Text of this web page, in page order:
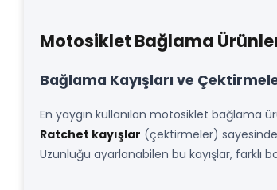
Motosiklet Bağlama
Bağlama Kayışları ve
En yaygın kullanılan motosiklet bağlama
Ratchet kayışlar (çektirmeler) sayesinde
Uzunluğu ayarlanabilen bu kayışlar, farklı